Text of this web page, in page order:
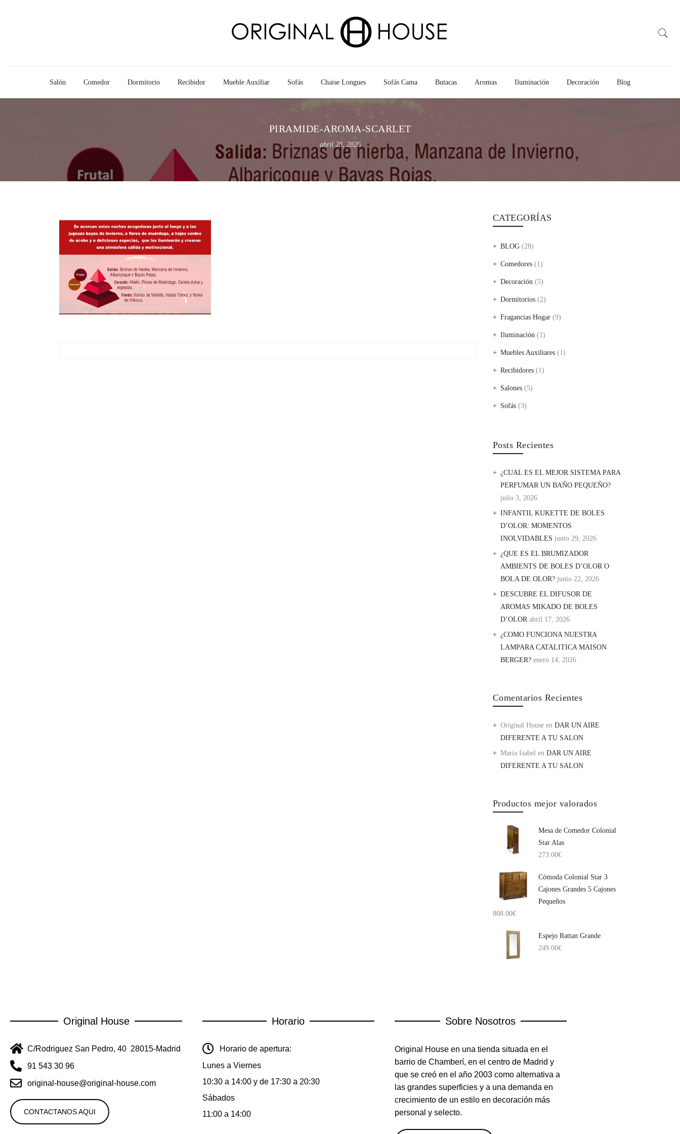
Salón Comedor Dormitorio Recibidor Mueble Auxiliar Sofás Chaise Longues Sofás Cama Butacas Aromas Iluminación Decoración Blog
PIRAMIDE-AROMA-SCARLET
abril 28, 2026
CATEGORÍAS
BLOG(28)
Comedores(1)
Decoración(5)
Dormitorios(2)
Fragancias Hogar(9)
Iluminación(1)
Muebles Auxiliares(1)
Recibidores(1)
Salones(5)
Sofás(3)
Posts Recientes
¿CUAL ES EL MEJOR SISTEMA PARA
PERFUMAR UN BAÑO PEQUEÑO?
julio 3, 2026
INFANTIL KUKETTE DE BOLES
D’OLOR: MOMENTOS
INOLVIDABLES junio 29, 2026
¿QUE ES EL BRUMIZADOR
AMBIENTS DE BOLES D’OLOR O
BOLA DE OLOR? junio 22, 2026
DESCUBRE EL DIFUSOR DE
AROMAS MIKADO DE BOLES
D’OLOR abril 17, 2026
¿COMO FUNCIONA NUESTRA
LAMPARA CATALITICA MAISON
BERGER? enero 14, 2026
Comentarios Recientes
Original Houseen DAR UN AIRE
DIFERENTE A TU SALON
Maria Isabelen DAR UN AIRE
DIFERENTE A TU SALON
Productos mejor valorados
Mesa de Comedor Colonial
Star Alas
273.00€
Cómoda Colonial Star 3
Cajones Grandes 5 Cajones
Pequeños
808.00€
Espejo Rattan Grande
249.00€
Original House
C/Rodriguez San Pedro, 40 28015-Madrid
91 543 30 96
original-house@original-house.com
CONTACTANOS AQUI
Horario
Horario de apertura:
Lunes a Viernes
10:30 a 14:00 y de 17:30 a 20:30
Sábados
11:00 a 14:00
Sobre Nosotros
Original House en una tienda situada en el
barrio de Chamberí, en el centro de Madrid y
que se creó en el año 2003 como alternativa a
las grandes superficies y a una demanda en
crecimiento de un estilo en decoración más
personal y selecto.